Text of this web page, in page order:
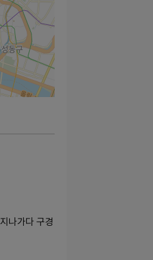
나가다 구경